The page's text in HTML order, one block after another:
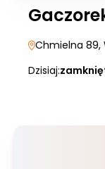
Chmielna 89,
Dzisiaj: